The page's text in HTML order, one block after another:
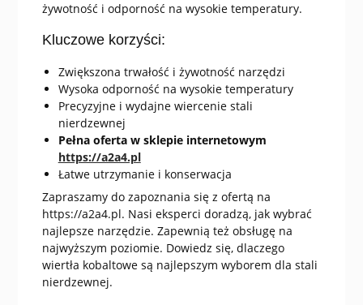
żywotność i odporność na wysokie temperatury.
Kluczowe korzyści:
Zwiększona trwałość i żywotność narzędzi
Wysoka odporność na wysokie temperatury
Precyzyjne i wydajne wiercenie stali
nierdzewnej
Pełna oferta w sklepie internetowym
https://a2a4.pl
Łatwe utrzymanie i konserwacja
Zapraszamy do zapoznania się z ofertą na
https://a2a4.pl. Nasi eksperci doradzą, jak wybrać
najlepsze narzędzie. Zapewnią też obsługę na
najwyższym poziomie. Dowiedz się, dlaczego
wiertła kobaltowe są najlepszym wyborem dla stali
nierdzewnej.